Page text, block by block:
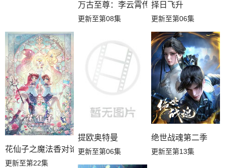
万古至尊：李云霄传
更新至第08集
择日飞升
更新至第06集
花仙子之魔法香对论
更新至第22集
提欧奥特曼
更新至第06集
绝世战魂第二季
更新至第13集